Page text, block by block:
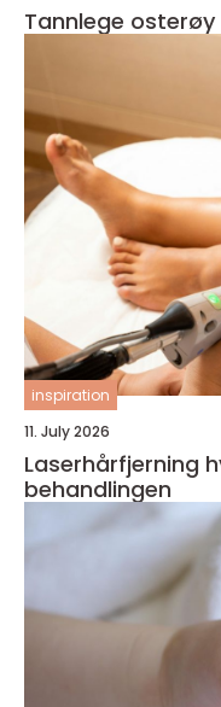
inspiration
11. July 2026
Laserhårfjerning hva du bør vite før du velger
behandlingen